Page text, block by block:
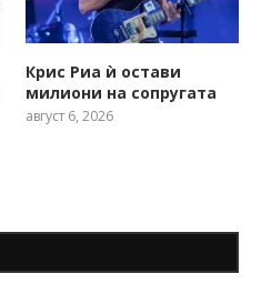
Крис Риа ѝ остави
милиони на сопругата
август 6, 2026